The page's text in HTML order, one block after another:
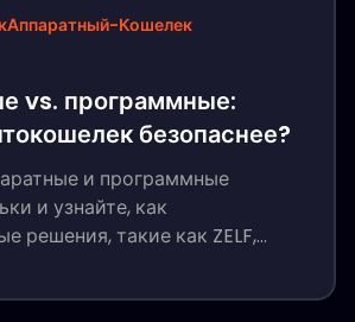
Аппаратный-Кошелек
vs. программные:
безопаснее?
и программные
и узнайте, как
решения, такие как ZELF,